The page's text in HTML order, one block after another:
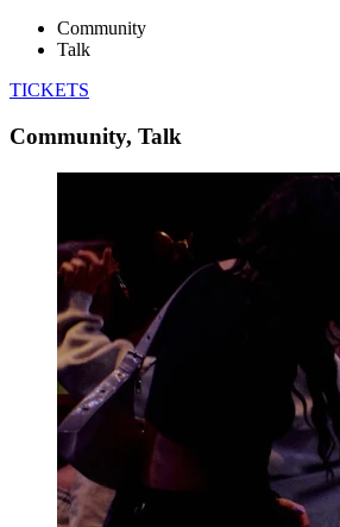
Community
Talk
TICKETS
Community, Talk